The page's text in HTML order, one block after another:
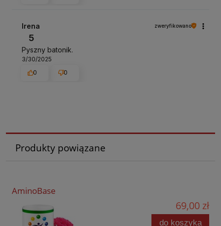
Irena zweryfikowano
5
Pyszny batonik.
3/30/2025
0
0
Produkty powiązane
AminoBase
69,00 zł
do koszyka